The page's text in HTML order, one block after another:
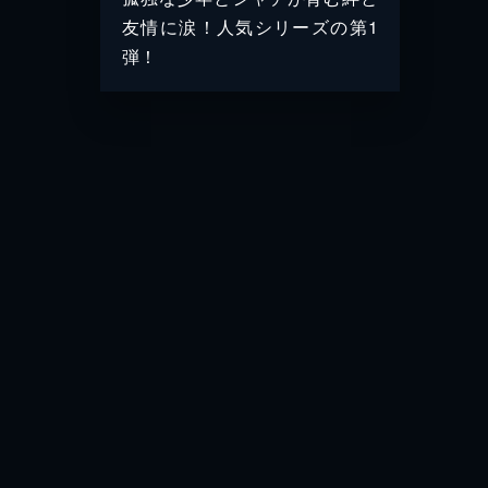
友情に涙！人気シリーズの第1
弾！